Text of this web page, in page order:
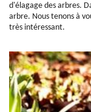
d'élagage des arbres.
arbre. Nous tenons à
très intéressant.